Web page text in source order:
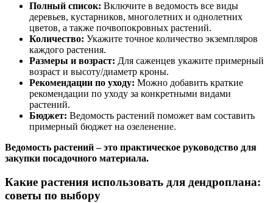
Полный список: Включите в ведомость все виды
деревьев, кустарников, многолетних и однолетних
цветов, а также почвопокровных растений.
Количество: Укажите точное количество экземпляров
каждого растения.
Размеры и возраст: Для саженцев укажите примерный
возраст и высоту/диаметр кроны.
Рекомендации по уходу: Можно добавить краткие
рекомендации по уходу за конкретными видами
растений.
Бюджет: Ведомость растений поможет вам составить
примерный бюджет на озеленение.
Ведомость растений – это практическое руководство для
закупки посадочного материала.
Какие растения использовать для дендроплана:
советы по выбору